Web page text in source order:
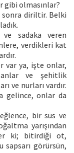
gibi olmasınlar?
sonra diriltir. Belki
sadaka veren
verdikleri kat
var ya, işte onlar,
ve şehitlik
ve nurları vardır.
gelince, onlar da
bir süs ve
yarışından
ki; bitirdiği ot,
görürsün,